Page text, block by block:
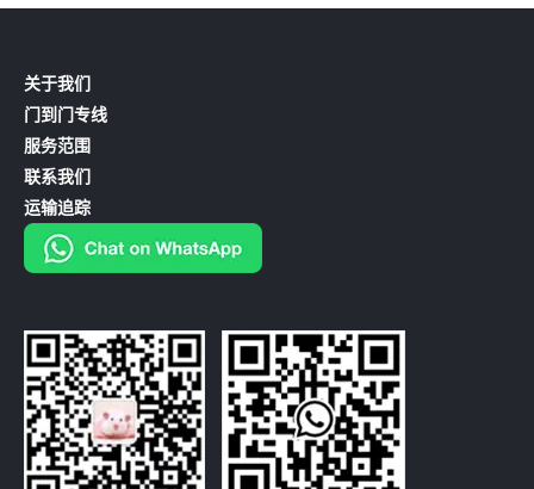
关于我们
门到门专线
服务范围
联系我们
运输追踪